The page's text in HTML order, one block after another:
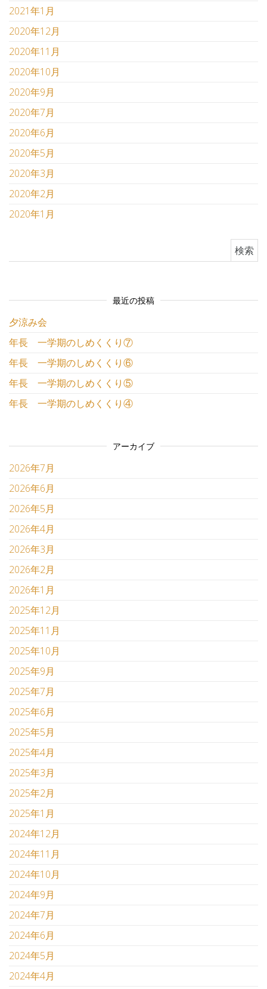
2021年1月
2020年12月
2020年11月
2020年10月
2020年9月
2020年7月
2020年6月
2020年5月
2020年3月
2020年2月
2020年1月
最近の投稿
夕涼み会
年長 一学期のしめくくり⑦
年長 一学期のしめくくり⑥
年長 一学期のしめくくり⑤
年長 一学期のしめくくり④
アーカイブ
2026年7月
2026年6月
2026年5月
2026年4月
2026年3月
2026年2月
2026年1月
2025年12月
2025年11月
2025年10月
2025年9月
2025年7月
2025年6月
2025年5月
2025年4月
2025年3月
2025年2月
2025年1月
2024年12月
2024年11月
2024年10月
2024年9月
2024年7月
2024年6月
2024年5月
2024年4月